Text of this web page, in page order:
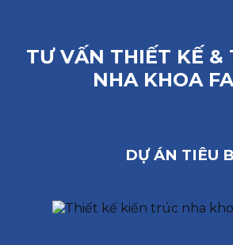
TƯ VẤN THIẾT KẾ &
NHA KHOA
DỰ ÁN TIÊU